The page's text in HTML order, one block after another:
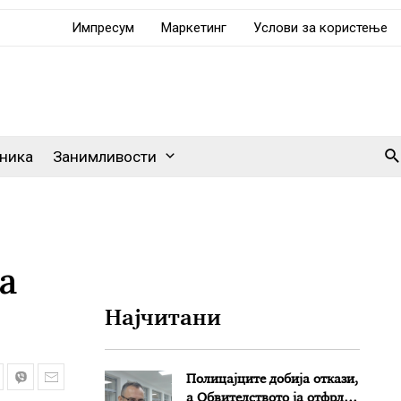
Импресум Маркетинг Услови за користење
Занимливости
Најчитани
Полицајците добија откази,
а Обвителството ја отфрли